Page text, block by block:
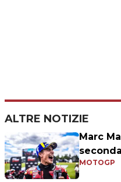
ALTRE NOTIZIE
Marc
MOTOGP